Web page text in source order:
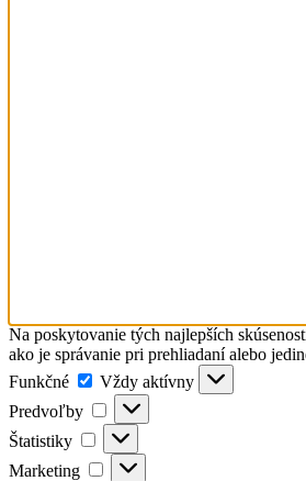
Na poskytovanie tých najlepších
ako je správanie pri prehliadaní alebo
Funkčné
Funkčné
Vždy aktívny
Predvoľby
Predvoľby
Štatistiky Štatistiky
Marketing Marketing